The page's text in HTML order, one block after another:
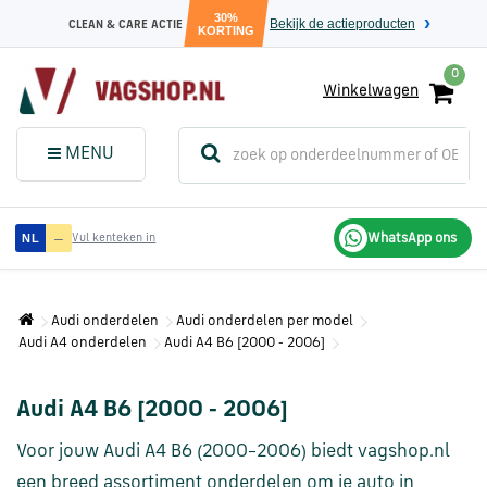
CLEAN & CARE ACTIE
30%
KORTING
Bekijk de actieproducten
0
Winkelwagen
MENU
Menu (Sluit dit
menuvenster)
Audi
onderdelen
Volkswagen
onderdelen
SEAT
onderdelen
NL — Vul kenteken in WhatsApp ons
Audi onderdelen
Audi onderdelen per model
Audi A4 onderdelen
Audi A4 B6 [2000 - 2006]
Audi A4 B6 [2000 - 2006]
Voor jouw Audi A4 B6 (2000–2006) biedt vagshop.nl
een breed assortiment onderdelen om je auto in